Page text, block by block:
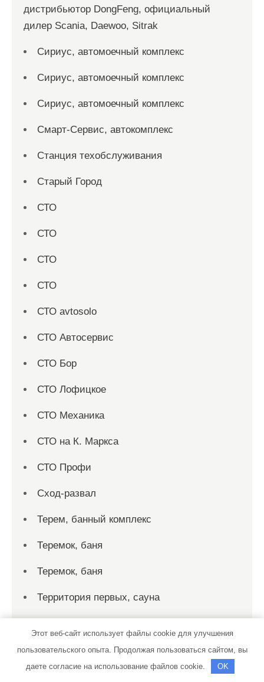
дистрибьютор DongFeng, официальный
дилер Scania, Daewoo, Sitrak
Сириус, автомоечный комплекс
Сириус, автомоечный комплекс
Сириус, автомоечный комплекс
Смарт-Сервис, автокомплекс
Станция техобслуживания
Старый Город
СТО
СТО
СТО
СТО
СТО avtosolo
СТО Автосервис
СТО Бор
СТО Лофицкое
СТО Механика
СТО на К. Маркса
СТО Профи
Сход-развал
Терем, банный комплекс
Теремок, баня
Теремок, баня
Территория первых, сауна
японских и немецких автомобилей
Тигр, сауна
Этот веб-сайт использует файлы cookie для улучшения
пользовательского опыта. Продолжая пользоваться сайтом, вы
даете согласие на использование файлов cookie.
OK